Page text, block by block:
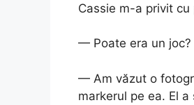
Cassie m-a privit cu
— Poate era un joc?
— Am văzut o
markerul pe ea. El